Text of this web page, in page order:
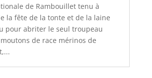
de Rambouillet tenu à
la fête de la tonte et de la laine
pour abriter le seul troupeau
de race mérinos de